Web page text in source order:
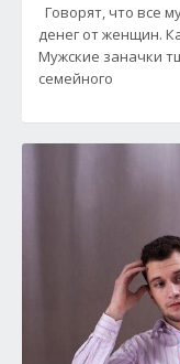
Говорят, что все
денег от женщин.
Мужские заначки
семейного